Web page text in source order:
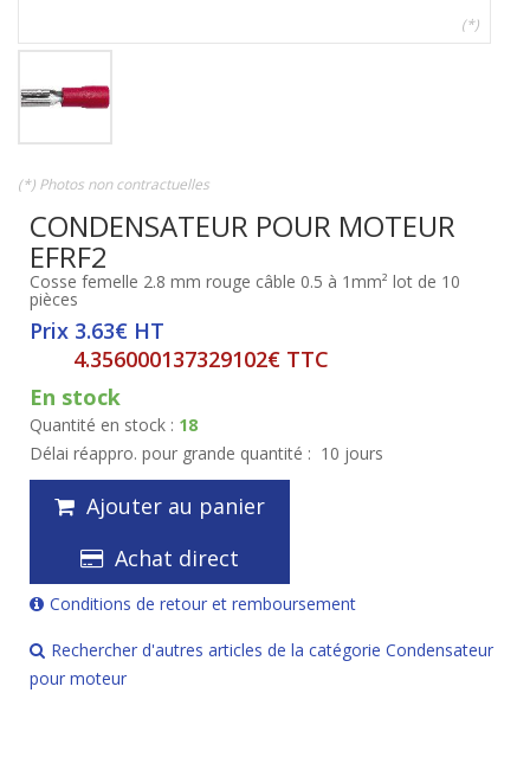
(*)
(*) Photos non contractuelles
CONDENSATEUR POUR MOTEUR
EFRF2
Cosse femelle 2.8 mm rouge câble 0.5 à 1mm² lot de 10
pièces
Prix 3.63€ HT
4.356000137329102€ TTC
En stock
Quantité en stock : 18
Délai réappro. pour grande quantité : 10 jours
Ajouter au panier
Achat direct
Conditions de retour et remboursement
Rechercher d'autres articles de la catégorie Condensateur
pour moteur